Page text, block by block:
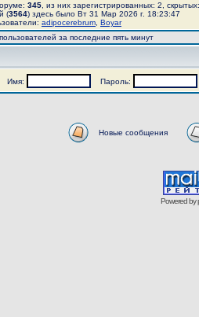
345 , из них зарегистрированных: 2,
(3564) здесь было Вт 31 Мар 2026 г. 18:23:47
adipocerebrum Boyar
за последние пять минут
Имя: Пароль:
Новые сообщения
Powered by